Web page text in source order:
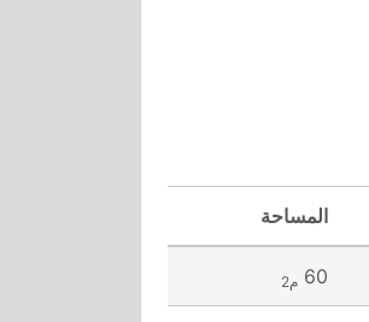
المساحة
60 م2